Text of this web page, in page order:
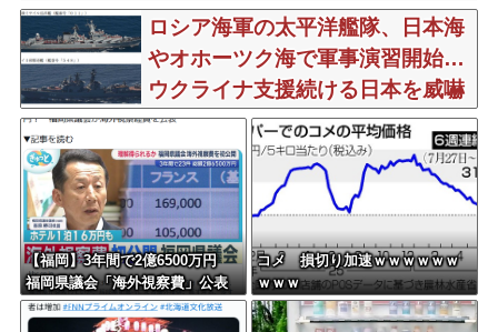
ロシア海軍の太平洋艦隊、日本海
やオホーツク海で軍事演習開始…
ウクライナ支援続ける日本を威嚇
か！
【福岡】3年間で2億6500万円
福岡県議会「海外視察費」公表
コメ 損切り加速ｗｗｗｗｗｗ
ｗｗｗ